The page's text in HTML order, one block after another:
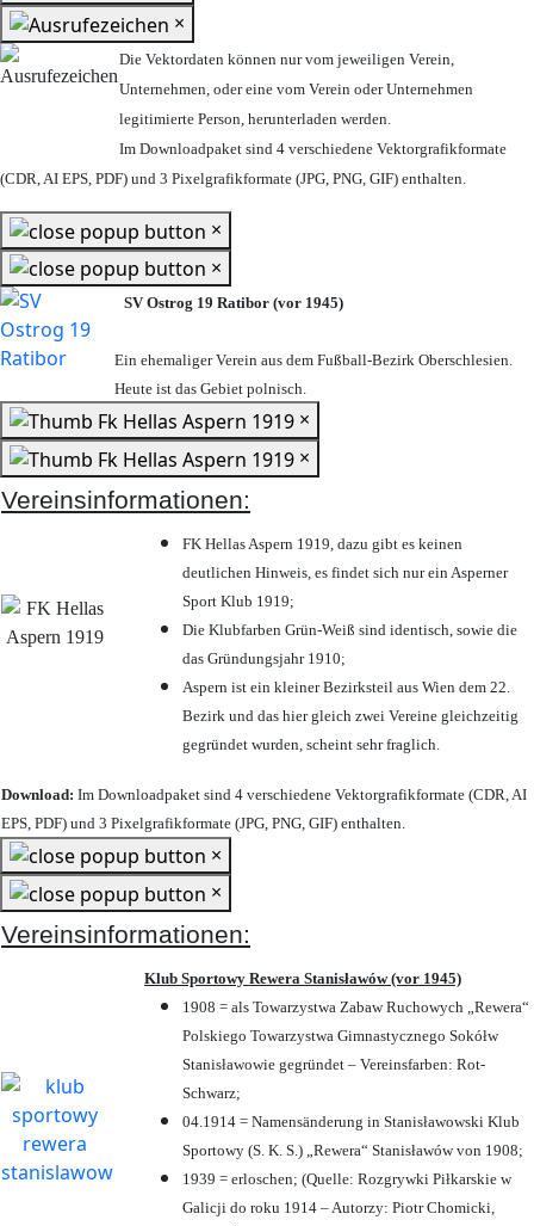
×
Die Vektordaten können nur vom jeweiligen Verein,
Unternehmen, oder eine vom Verein oder Unternehmen
legitimierte Person, herunterladen werden.
Im Downloadpaket sind 4 verschiedene Vektorgrafikformate
(CDR, AI EPS, PDF) und 3 Pixelgrafikformate (JPG, PNG, GIF) enthalten.
×
×
SV Ostrog 19 Ratibor (vor 1945)
Ein ehemaliger Verein aus dem Fußball-Bezirk Oberschlesien.
Heute ist das Gebiet polnisch.
×
×
Vereinsinformationen:
FK Hellas Aspern 1919, dazu gibt es keinen
deutlichen Hinweis, es findet sich nur ein Asperner
Sport Klub 1919;
Die Klubfarben Grün-Weiß sind identisch, sowie die
das Gründungsjahr 1910;
Aspern ist ein kleiner Bezirksteil aus Wien dem 22.
Bezirk und das hier gleich zwei Vereine gleichzeitig
gegründet wurden, scheint sehr fraglich.
Download: Im Downloadpaket sind 4 verschiedene Vektorgrafikformate (CDR, AI
EPS, PDF) und 3 Pixelgrafikformate (JPG, PNG, GIF) enthalten.
×
×
Vereinsinformationen:
Klub Sportowy Rewera Stanisławów (vor 1945)
1908 = als Towarzystwa Zabaw Ruchowych „Rewera“
Polskiego Towarzystwa Gimnastycznego Sokółw
Stanisławowie gegründet – Vereinsfarben: Rot-
Schwarz;
04.1914 = Namensänderung in Stanisławowski Klub
Sportowy (S. K. S.) „Rewera“ Stanisławów von 1908;
1939 = erloschen; (Quelle: Rozgrywki Piłkarskie w
Galicji do roku 1914 – Autorzy: Piotr Chomicki,